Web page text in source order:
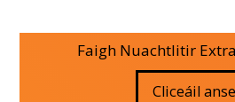
Faigh Nuachtlitir
Cliceáil